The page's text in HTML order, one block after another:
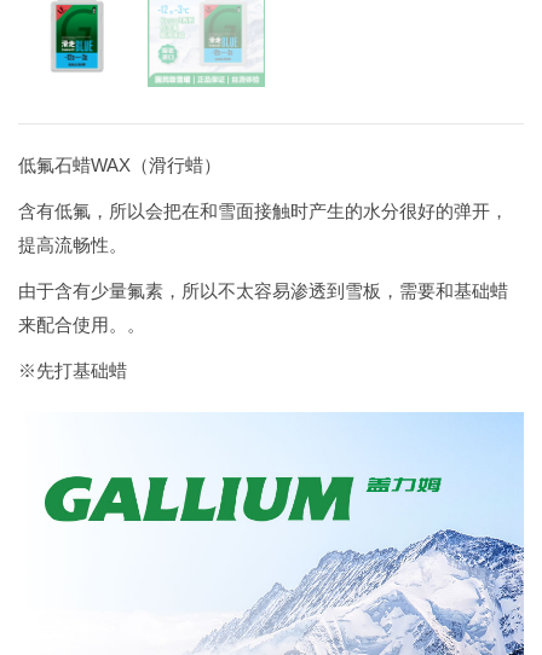
低氟石蜡WAX（滑行蜡）
含有低氟，所以会把在和雪面接触时产生的水分很好的弹开，
提高流畅性。
由于含有少量氟素，所以不太容易渗透到雪板，需要和基础蜡
来配合使用。。
※先打基础蜡